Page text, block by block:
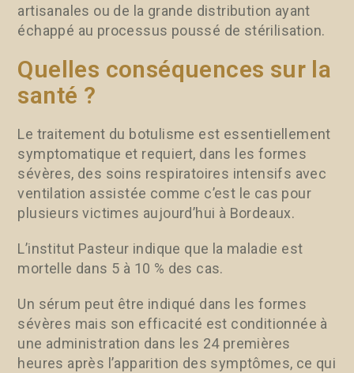
artisanales ou de la grande distribution ayant
échappé au processus poussé de stérilisation.
Quelles conséquences sur la
santé ?
Le traitement du botulisme est essentiellement
symptomatique et requiert, dans les formes
sévères, des soins respiratoires intensifs avec
ventilation assistée comme c’est le cas pour
plusieurs victimes aujourd’hui à Bordeaux.
L’institut Pasteur indique que la maladie est
mortelle dans 5 à 10 % des cas.
Un sérum peut être indiqué dans les formes
sévères mais son efficacité est conditionnée à
une administration dans les 24 premières
heures après l’apparition des symptômes, ce qui